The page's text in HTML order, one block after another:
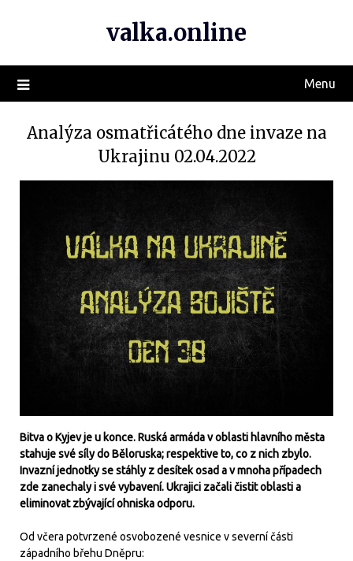
valka.online
Menu
Analýza osmatřicátého dne invaze na
Ukrajinu 02.04.2022
Bitva o Kyjev je u konce. Ruská armáda v oblasti hlavního města
stahuje své síly do Běloruska; respektive to, co z nich zbylo.
Invazní jednotky se stáhly z desítek osad a v mnoha případech
zde zanechaly i své vybavení. Ukrajici začali čistit oblasti a
eliminovat zbývající ohniska odporu.
Od včera potvrzené osvobozené vesnice v severní části
západního břehu Dněpru: